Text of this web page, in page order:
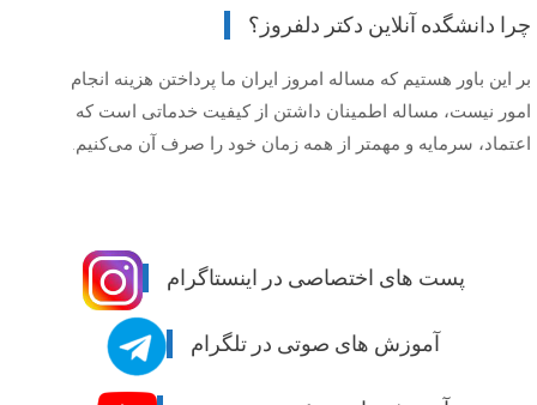
چرا دانشگده آنلاین دکتر دلفروز؟
بر این باور هستیم که مساله امروز ایران ما پرداختن هزینه انجام
امور نیست، مساله اطمینان داشتن از کیفیت خدماتی است که
اعتماد، سرمایه و مهمتر از همه زمان خود را صرف آن می‌کنیم.
پست های اختصاصی در اینستاگرام
آموزش های صوتی در تلگرام